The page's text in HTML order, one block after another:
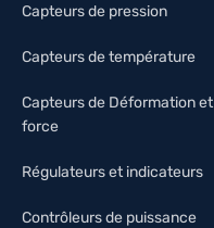
Capteurs de pression
Capteurs de température
Capteurs de Déformation et
force
Régulateurs et indicateurs
Contrôleurs de puissance